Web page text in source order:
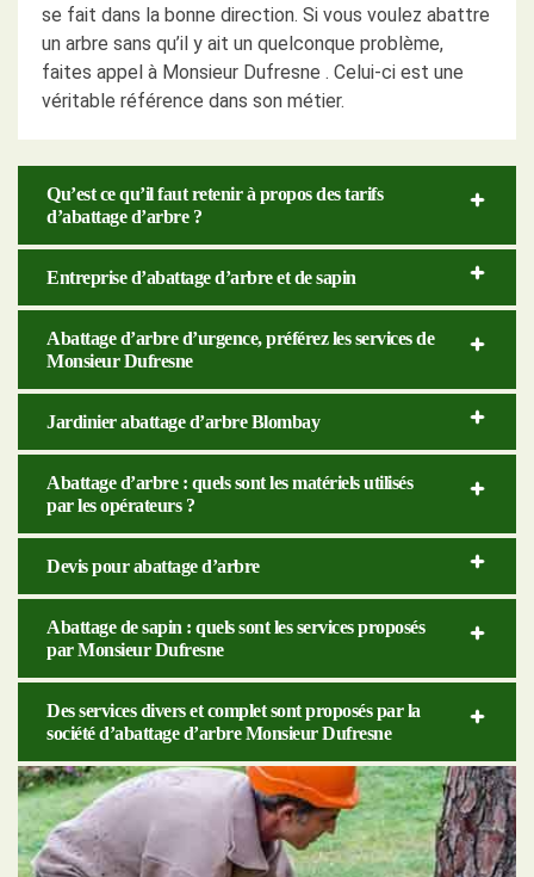
se fait dans la bonne direction. Si vous voulez abattre
un arbre sans qu’il y ait un quelconque problème,
faites appel à Monsieur Dufresne . Celui-ci est une
véritable référence dans son métier.
Qu’est ce qu’il faut retenir à propos des tarifs
d’abattage d’arbre ?
Entreprise d’abattage d’arbre et de sapin
Abattage d’arbre d’urgence, préférez les services de
Monsieur Dufresne
Jardinier abattage d’arbre Blombay
Abattage d’arbre : quels sont les matériels utilisés
par les opérateurs ?
Devis pour abattage d’arbre
Abattage de sapin : quels sont les services proposés
par Monsieur Dufresne
Des services divers et complet sont proposés par la
société d’abattage d’arbre Monsieur Dufresne